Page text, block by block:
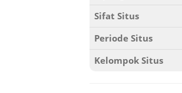
Sifat Situs
Periode Situs
Kelompok Situs